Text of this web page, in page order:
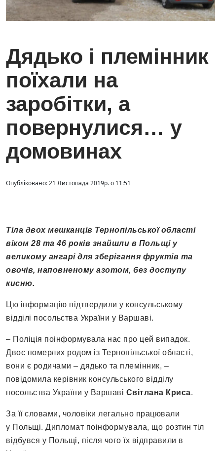
Дядько і племінник
поїхали на
заробітки, а
повернулися… у
домовинах
Опубліковано: 21 Листопада 2019р. о 11:51
Тіла двох мешканців Тернопільської області
віком 28 та 46 років знайшли в Польщі у
великому ангарі для зберігання фруктів та
овочів, наповненому азотом, без доступу
кисню.
Цю інформацію підтвердили у консульському
відділі посольства України у Варшаві.
– Поліція поінформувала нас про цей випадок.
Двоє померлих родом із Тернопільської області,
вони є родичами – дядько та племінник, –
повідомила керівник консульського відділу
посольства України у Варшаві Світлана Криса.
За її словами, чоловіки легально працювали
у Польщі. Дипломат поінформувала, що розтин тіл
відбувся у Польщі, після чого їх відправили в